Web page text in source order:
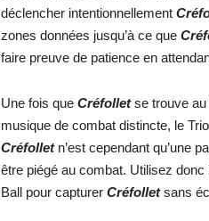
déclencher intentionnellement
zones données jusqu’à ce que
faire preuve de patience en
Une fois que Créfolletse trouve au
musique de combat distincte, le
Créfolletn’est cependant qu’une
être piégé au combat. Utilisez
Ball pour capturer Créfolletsans